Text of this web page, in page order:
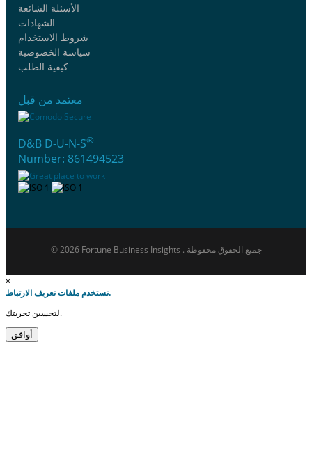
الأسئلة الشائعة
الشهادات
شروط الاستخدام
سياسة الخصوصية
كيفية الطلب
معتمد من قبل
D&B D-U-N-S®
Number: 861494523
© 2026 Fortune Business Insights . جميع الحقوق محفوظة
×
نستخدم ملفات تعريف الارتباط.
لتحسين تجربتك.
أوافق